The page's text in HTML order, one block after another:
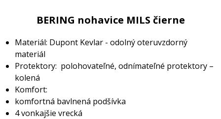
BERING nohavice MILS čierne
Materiál: Dupont Kevlar - odolný oteruvzdorný
materiál
Protektory: polohovateľné, odnímateľné protektory –
kolená
Komfort:
komfortná bavlnená podšívka
4 vonkajšie vrecká